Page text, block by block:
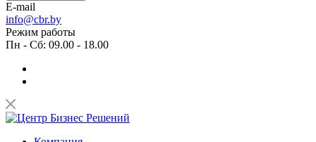
E-mail
info@cbr.by
Режим работы
Пн - Сб: 09.00 - 18.00